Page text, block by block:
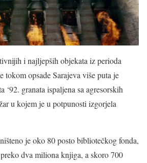
i najljepših objekata iz perioda
tokom opsade Sarajeva više puta je
‘92. granata ispaljena sa agresorskih
u kojem je u potpunosti izgorjela
je oko 80 posto bibliotečkog fonda,
dva miliona knjiga, a skoro 700